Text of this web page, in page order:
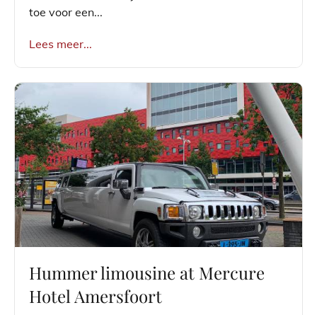
toe voor een...
Lees meer...
Hummer limousine at Mercure
Hotel Amersfoort